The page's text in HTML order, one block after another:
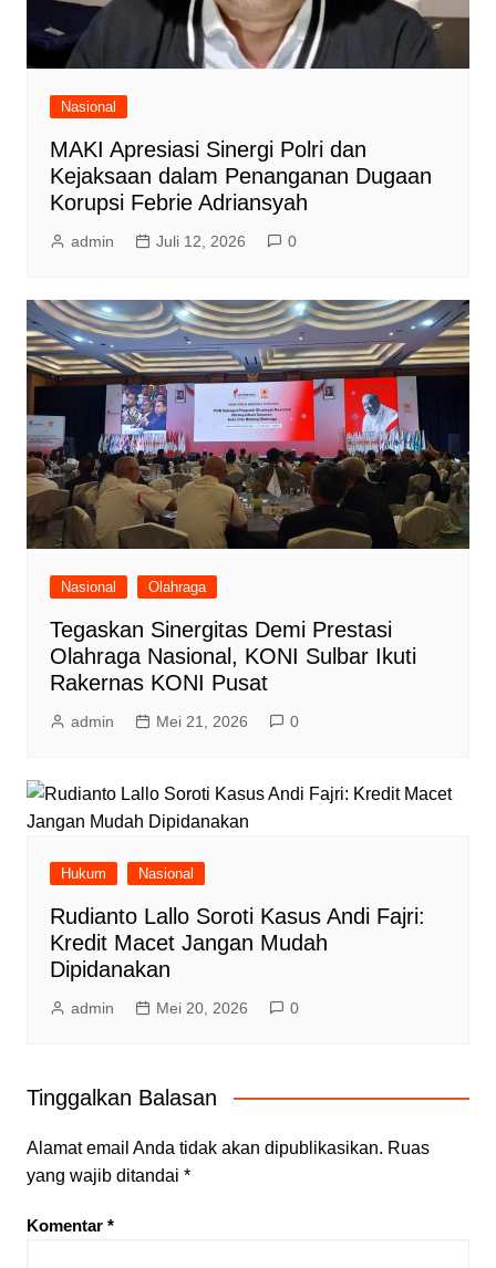
Nasional
MAKI Apresiasi Sinergi Polri dan
Kejaksaan dalam Penanganan Dugaan
Korupsi Febrie Adriansyah
admin Juli 12, 2026 0
Nasional Olahraga
Tegaskan Sinergitas Demi Prestasi
Olahraga Nasional, KONI Sulbar Ikuti
Rakernas KONI Pusat
admin Mei 21, 2026 0
Hukum Nasional
Rudianto Lallo Soroti Kasus Andi Fajri:
Kredit Macet Jangan Mudah
Dipidanakan
admin Mei 20, 2026 0
Tinggalkan Balasan
Alamat email Anda tidak akan dipublikasikan. Ruas
yang wajib ditandai *
Komentar *